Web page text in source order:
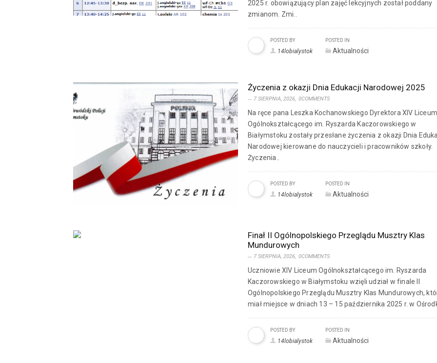
2025 r. obowiązujący plan zajęć lekcyjnych został poddany
zmianom. Zmi..
POSTED BY
14lobialystok
POSTED IN
Aktualności
Życzenia z okazji Dnia Edukacji Narodowej 2025
7 SIERPNIA, 2026, 0COMMENTS
Na ręce pana Leszka Kochanowskiego Dyrektora XIV Liceum
Ogólnokształcącego im. Ryszarda Kaczorowskiego w
Białymstoku zostały przesłane życzenia z okazji Dnia
Narodowej kierowane do nauczycieli i pracowników szkoły.
Życzenia..
POSTED BY
14lobialystok
POSTED IN
Aktualności
Finał II Ogólnopolskiego Przeglądu Musztry Klas
Mundurowych
7 SIERPNIA, 2026, 0COMMENTS
Uczniowie XIV Liceum Ogólnokształcącego im. Ryszarda
Kaczorowskiego w Białymstoku wzięli udział w finale II
Ogólnopolskiego Przeglądu Musztry Klas Mundurowych,
miał miejsce w dniach 13 – 15 października 2025 r. w
POSTED BY
14lobialystok
POSTED IN
Aktualności